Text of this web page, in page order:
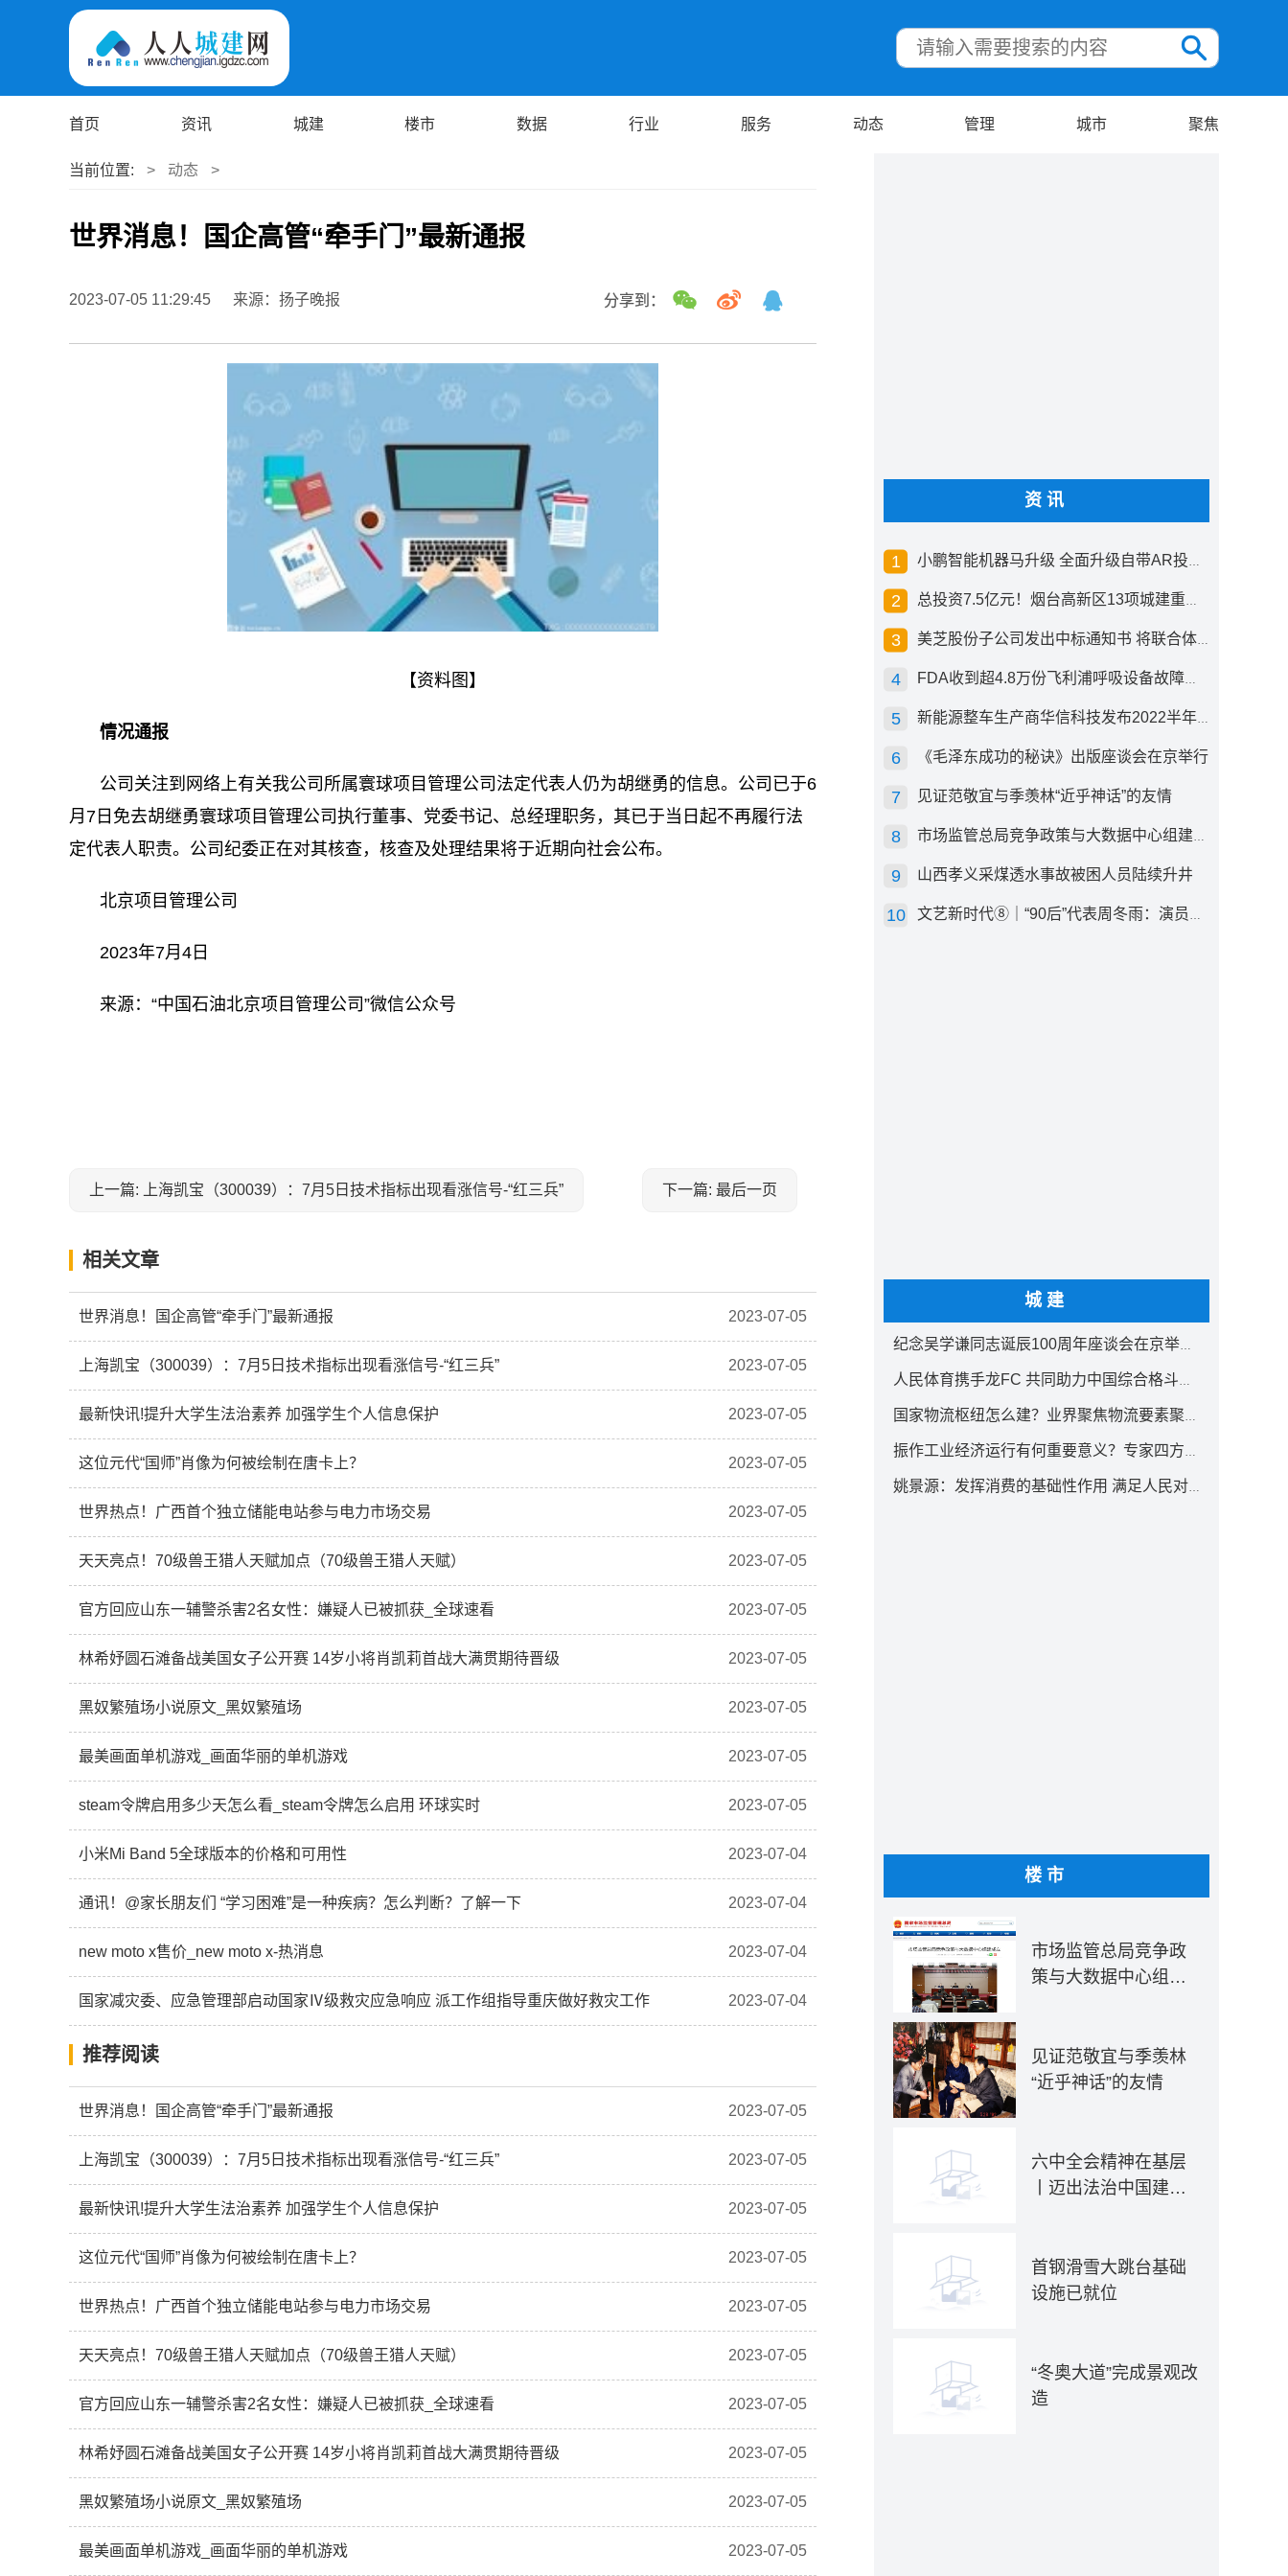
首页 资讯 城建 楼市 数据 行业 服务 动态 管理 城市 聚焦
当前位置: > 动态 >
世界消息！国企高管“牵手门”最新通报
2023-07-05 11:29:45 来源：扬子晚报 分享到：
【资料图】
情况通报
公司关注到网络上有关我公司所属寰球项目管理公司法定代表人仍为胡继勇的信息。公司已于6
月7日免去胡继勇寰球项目管理公司执行董事、党委书记、总经理职务，其已于当日起不再履行法
定代表人职责。公司纪委正在对其核查，核查及处理结果将于近期向社会公布。
北京项目管理公司
2023年7月4日
来源：“中国石油北京项目管理公司”微信公众号
上一篇: 上海凯宝（300039）：7月5日技术指标出现看涨信号-“红三兵” 下一篇: 最后一页
相关文章
世界消息！国企高管“牵手门”最新通报 2023-07-05
上海凯宝（300039）：7月5日技术指标出现看涨信号-“红三兵” 2023-07-05
最新快讯!提升大学生法治素养 加强学生个人信息保护 2023-07-05
这位元代“国师”肖像为何被绘制在唐卡上？ 2023-07-05
世界热点！广西首个独立储能电站参与电力市场交易 2023-07-05
天天亮点！70级兽王猎人天赋加点（70级兽王猎人天赋） 2023-07-05
官方回应山东一辅警杀害2名女性：嫌疑人已被抓获_全球速看 2023-07-05
林希妤圆石滩备战美国女子公开赛 14岁小将肖凯莉首战大满贯期待晋级 2023-07-05
黑奴繁殖场小说原文_黑奴繁殖场 2023-07-05
最美画面单机游戏_画面华丽的单机游戏 2023-07-05
steam令牌启用多少天怎么看_steam令牌怎么启用 环球实时 2023-07-05
小米Mi Band 5全球版本的价格和可用性 2023-07-04
通讯！@家长朋友们 “学习困难”是一种疾病？怎么判断？了解一下 2023-07-04
new moto x售价_new moto x-热消息 2023-07-04
国家减灾委、应急管理部启动国家Ⅳ级救灾应急响应 派工作组指导重庆做好救灾工作 2023-07-04
推荐阅读
世界消息！国企高管“牵手门”最新通报 2023-07-05
上海凯宝（300039）：7月5日技术指标出现看涨信号-“红三兵” 2023-07-05
最新快讯!提升大学生法治素养 加强学生个人信息保护 2023-07-05
这位元代“国师”肖像为何被绘制在唐卡上？ 2023-07-05
世界热点！广西首个独立储能电站参与电力市场交易 2023-07-05
天天亮点！70级兽王猎人天赋加点（70级兽王猎人天赋） 2023-07-05
官方回应山东一辅警杀害2名女性：嫌疑人已被抓获_全球速看 2023-07-05
林希妤圆石滩备战美国女子公开赛 14岁小将肖凯莉首战大满贯期待晋级 2023-07-05
黑奴繁殖场小说原文_黑奴繁殖场 2023-07-05
最美画面单机游戏_画面华丽的单机游戏 2023-07-05
资讯
小鹏智能机器马升级 全面升级自带AR投影创新交互方式
总投资7.5亿元！烟台高新区13项城建重点工程开工
美芝股份子公司发出中标通知书 将联合体中标1.36亿元总承包项目
FDA收到超4.8万份飞利浦呼吸设备故障报告 其中44份死亡案例
新能源整车生产商华信科技发布2022半年度报告 同比下滑2.92%
《毛泽东成功的秘诀》出版座谈会在京举行
见证范敬宜与季羡林“近乎神话”的友情
市场监管总局竞争政策与大数据中心组建成立
山西孝义采煤透水事故被困人员陆续升井
文艺新时代⑧｜“90后”代表周冬雨：演员心里有底，得靠体验生活
城建
纪念吴学谦同志诞辰100周年座谈会在京举行 汪洋出席
人民体育携手龙FC 共同助力中国综合格斗事业发展
国家物流枢纽怎么建？业界聚焦物流要素聚集方式创新
振作工业经济运行有何重要意义？专家四方面权威解读
姚景源：发挥消费的基础性作用 满足人民对美好生活向往
楼市
市场监管总局竞争政
策与大数据中心组建
见证范敬宜与季羡林
“近乎神话”的友情
六中全会精神在基层
丨迈出法治中国建设
推动全面依法治国新
实践
首钢滑雪大跳台基础
设施已就位
“冬奥大道”完成景观改
造